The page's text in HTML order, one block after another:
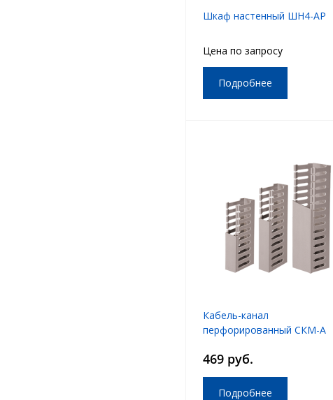
Шкаф настенный ШН4-АР
Цена по запросу
Подробнее
Кабель-канал
перфорированный СКМ-А
469 руб.
Подробнее